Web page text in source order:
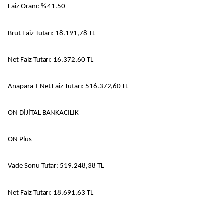
Faiz Oranı: % 41.50
Brüt Faiz Tutarı: 18.191,78 TL
Net Faiz Tutarı: 16.372,60 TL
Anapara + Net Faiz Tutarı: 516.372,60 TL
ON DİJİTAL BANKACILIK
ON Plus
Vade Sonu Tutar: 519.248,38 TL
Net Faiz Tutarı: 18.691,63 TL